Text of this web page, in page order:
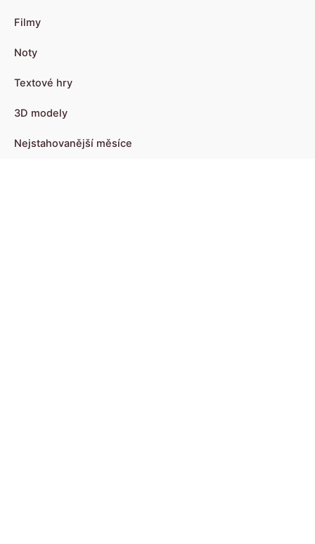
Filmy
Noty
Textové hry
3D modely
Nejstahovanější měsíce